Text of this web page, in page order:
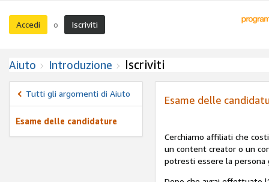
Accedi o Iscriviti
Aiuto Introduzione Iscriviti
Tutti gli argomenti di Aiuto
Esame delle candidature
Esame delle
Cerchiamo affiliati che
un content creator o un
potresti essere la persona